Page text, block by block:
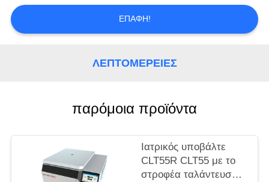
VR
ΕΠΑΦΉ!
ΛΕΠΤΟΜΈΡΕΙΕΣ
παρόμοια προϊόντα
Ιατρικός υποβάλτε
CLT55R CLT55 με το
στροφέα ταλάντευσης